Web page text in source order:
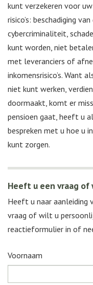
kunt verzekeren voor
risico’s: beschadiging
cybercriminaliteit,
kunt worden, niet
met leveranciers of
inkomensrisico’s. Want
niet kunt werken,
doormaakt, komt er
pensioen gaat, heeft u
bespreken met u hoe u
kunt zorgen.
Heeft u een vraag of
Heeft u naar aanleiding
vraag of wilt u
reactieformulier in of
Voornaam